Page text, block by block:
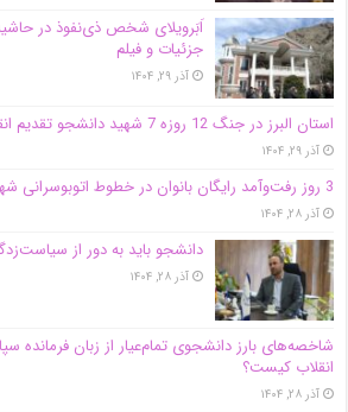
اَبَر‌ویلای شخص ذی‌نفوذ در
جزئیات و فیلم
آذر ۲۹, ۱۴۰۴
استان البرز در جنگ 12 روزه 7 شهید دانشجو تقدیم انقلاب کرد
آذر ۲۹, ۱۴۰۴
3 روز رفت‌وآمد رایگان بانوان در خطوط اتوبوسرانی شهری کرج
آذر ۲۸, ۱۴۰۴
دانشجو باید به دور از
آذر ۲۸, ۱۴۰۴
شاخصه‌های بارز دانشجوی تمام‌عیار از زبان فرمانده
انقلاب کیست؟
آذر ۲۸, ۱۴۰۴